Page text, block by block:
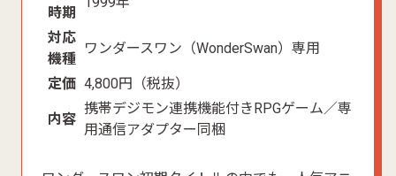
時期
対応
機種
ワンダースワン（WonderSwan）専用
定価 4,800円（税抜）
内容
携帯デジモン連携機能付きRPGゲーム／専
用通信アダプター同梱